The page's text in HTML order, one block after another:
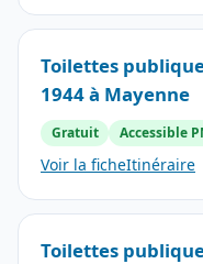
Toilettes
1944 à Mayenne
Gratuit Accessible
Voir la ficheItinéraire
Toilettes